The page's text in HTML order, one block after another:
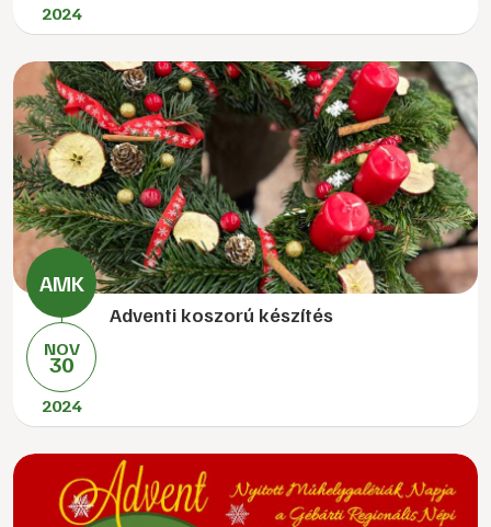
2024
NOV
30
2024
Adventi koszorú készítés